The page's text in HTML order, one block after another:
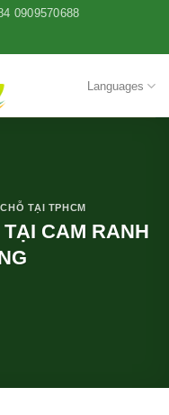
0909570688
Languages
TẠI TPHCM
CAM RANH